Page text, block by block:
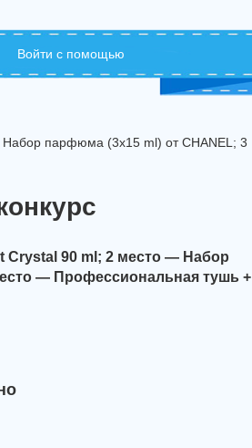
Войти с помощью
парфюма (3x15 ml) от CHANEL; 3
Crystal 90 ml; 2 место — Набор
— Профессиональная тушь +